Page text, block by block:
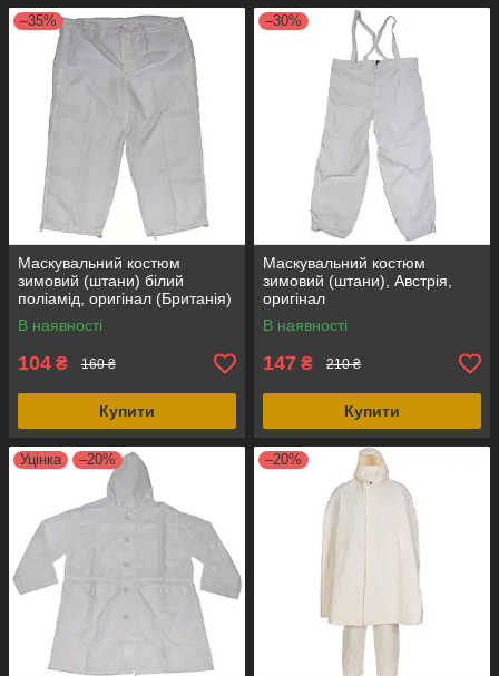
–35%
Маскувальний костюм
зимовий (штани) білий
поліамід, оригінал (Британія)
В наявності
104 ₴ 160 ₴
Купити
–30%
Маскувальний костюм
зимовий (штани), Австрія,
оригінал
В наявності
147 ₴ 210 ₴
Купити
Уцінка –20% –20%